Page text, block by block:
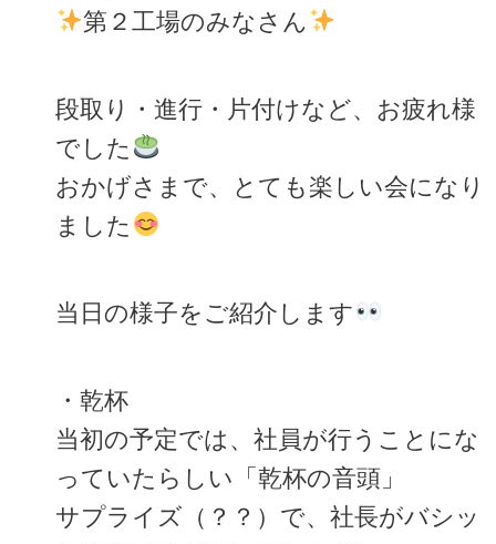
第２工場のみなさん
段取り・進行・片付けなど、お疲れ様
でした
おかげさまで、とても楽しい会になり
ました
当日の様子をご紹介します
・乾杯
当初の予定では、社員が行うことにな
っていたらしい「乾杯の音頭」
サプライズ（？？）で、社長がバシッ